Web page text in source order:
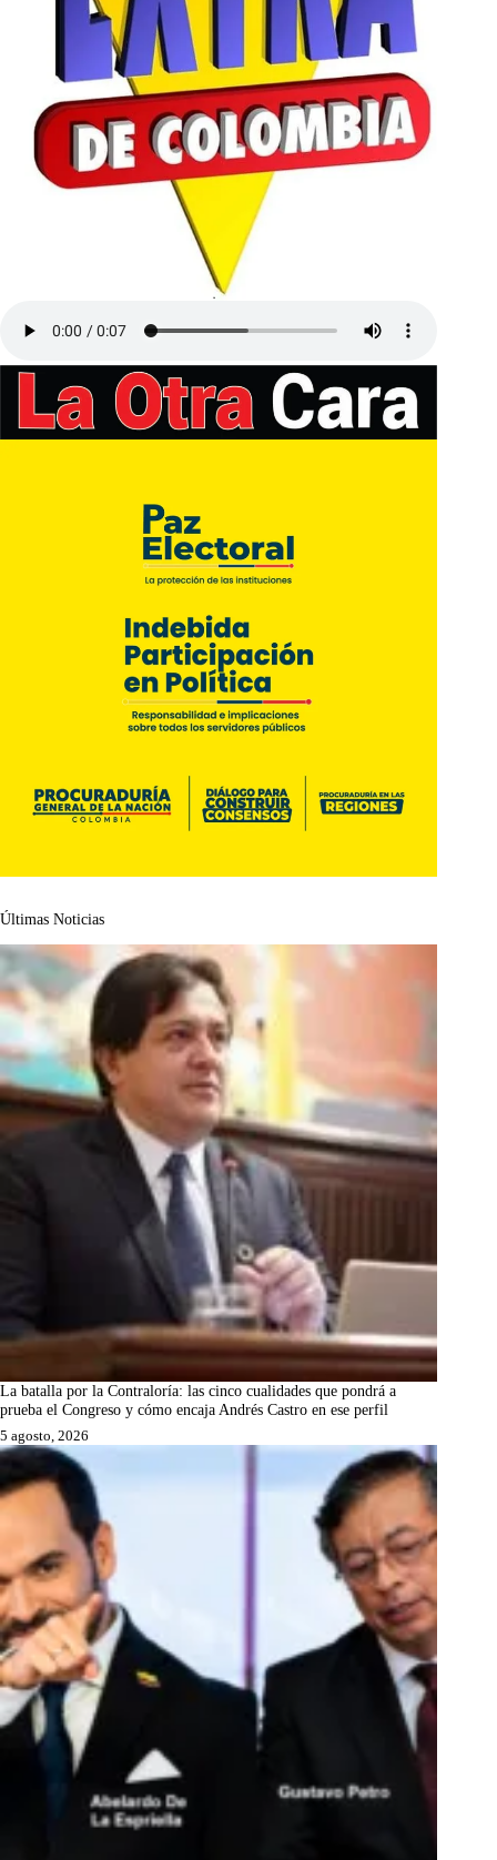
Últimas Noticias
La batalla por la Contraloría: las cinco cualidades que pondrá a
prueba el Congreso y cómo encaja Andrés Castro en ese perfil
5 agosto, 2026